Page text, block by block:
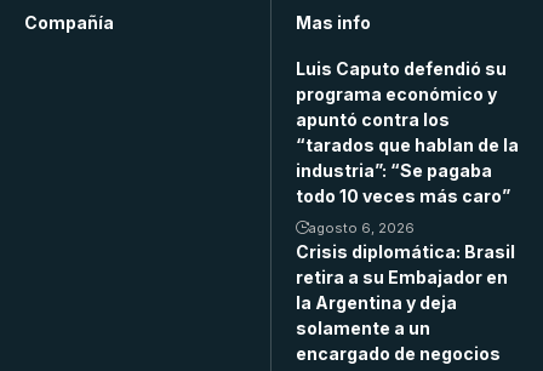
Compañía Mas info
Luis Caputo defendió su
programa económico y
apuntó contra los
“tarados que hablan de la
industria”: “Se pagaba
todo 10 veces más caro”
agosto 6, 2026
Crisis diplomática: Brasil
retira a su Embajador en
la Argentina y deja
solamente a un
encargado de negocios